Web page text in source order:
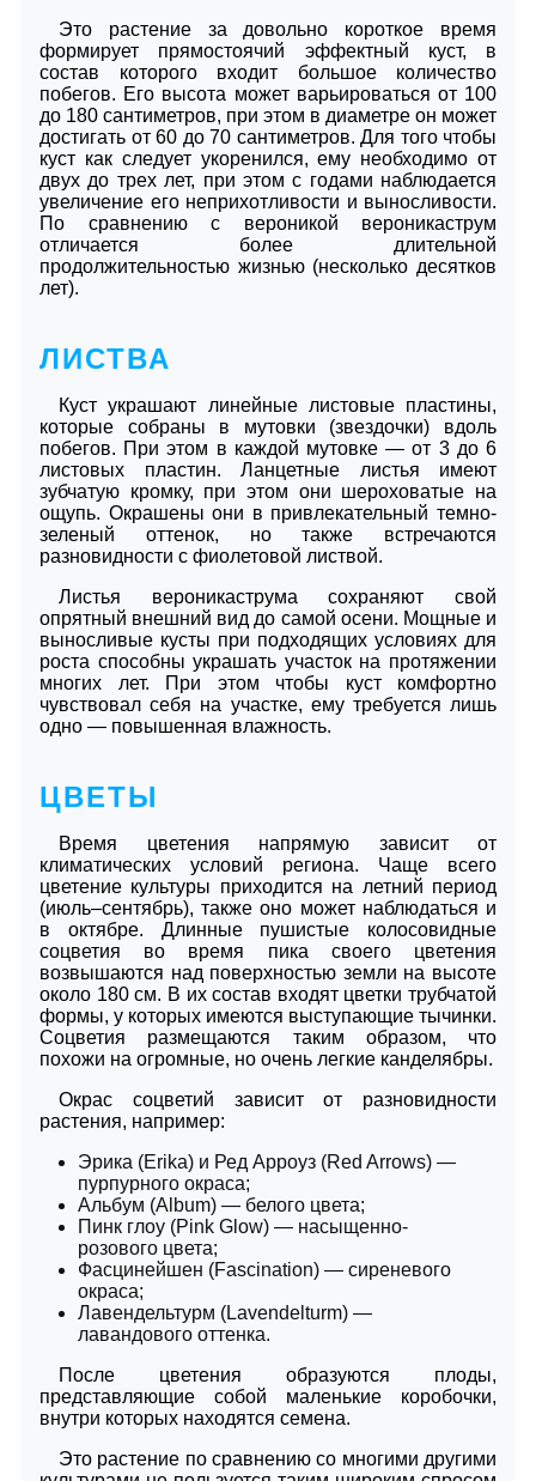
Это растение за довольно короткое время
формирует прямостоячий эффектный куст, в
состав которого входит большое количество
побегов. Его высота может варьироваться от 100
до 180 сантиметров, при этом в диаметре он может
достигать от 60 до 70 сантиметров. Для того чтобы
куст как следует укоренился, ему необходимо от
двух до трех лет, при этом с годами наблюдается
увеличение его неприхотливости и выносливости.
По сравнению с вероникой вероникаструм
отличается более длительной
продолжительностью жизнью (несколько десятков
лет).
ЛИСТВА
Куст украшают линейные листовые пластины,
которые собраны в мутовки (звездочки) вдоль
побегов. При этом в каждой мутовке — от 3 до 6
листовых пластин. Ланцетные листья имеют
зубчатую кромку, при этом они шероховатые на
ощупь. Окрашены они в привлекательный темно-
зеленый оттенок, но также встречаются
разновидности с фиолетовой листвой.
Листья вероникаструма сохраняют свой
опрятный внешний вид до самой осени. Мощные и
выносливые кусты при подходящих условиях для
роста способны украшать участок на протяжении
многих лет. При этом чтобы куст комфортно
чувствовал себя на участке, ему требуется лишь
одно — повышенная влажность.
ЦВЕТЫ
Время цветения напрямую зависит от
климатических условий региона. Чаще всего
цветение культуры приходится на летний период
(июль–сентябрь), также оно может наблюдаться и
в октябре. Длинные пушистые колосовидные
соцветия во время пика своего цветения
возвышаются над поверхностью земли на высоте
около 180 см. В их состав входят цветки трубчатой
формы, у которых имеются выступающие тычинки.
Соцветия размещаются таким образом, что
похожи на огромные, но очень легкие канделябры.
Окрас соцветий зависит от разновидности
растения, например:
Эрика (Erika) и Ред Арроуз (Red Arrows) —
пурпурного окраса;
Альбум (Album) — белого цвета;
Пинк глоу (Pink Glow) — насыщенно-
розового цвета;
Фасцинейшен (Fascination) — сиреневого
окраса;
Лавендельтурм (Lavendelturm) —
лавандового оттенка.
После цветения образуются плоды,
представляющие собой маленькие коробочки,
внутри которых находятся семена.
Это растение по сравнению со многими другими